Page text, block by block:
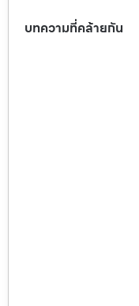
บทความที่คล้ายกัน